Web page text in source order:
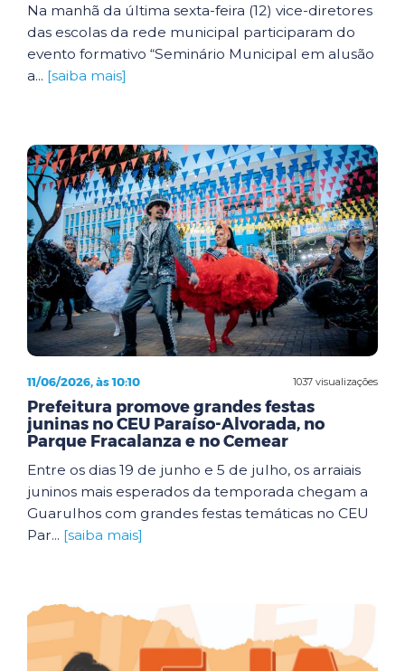
Na manhã da última sexta-feira (12) vice-diretores
das escolas da rede municipal participaram do
evento formativo “Seminário Municipal em alusão
a... [saiba mais]
1037 visualizações
11/06/2026, às 10:10
Prefeitura promove grandes festas
juninas no CEU Paraíso-Alvorada, no
Parque Fracalanza e no Cemear
Entre os dias 19 de junho e 5 de julho, os arraiais
juninos mais esperados da temporada chegam a
Guarulhos com grandes festas temáticas no CEU
Par... [saiba mais]